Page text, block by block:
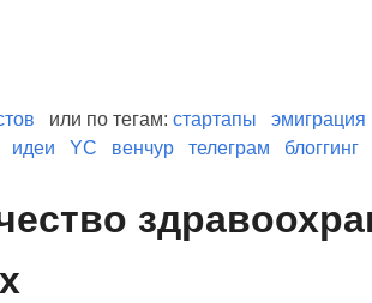
или по тегам: стартапы эмиграция
идеи YC венчур телеграм блоггинг